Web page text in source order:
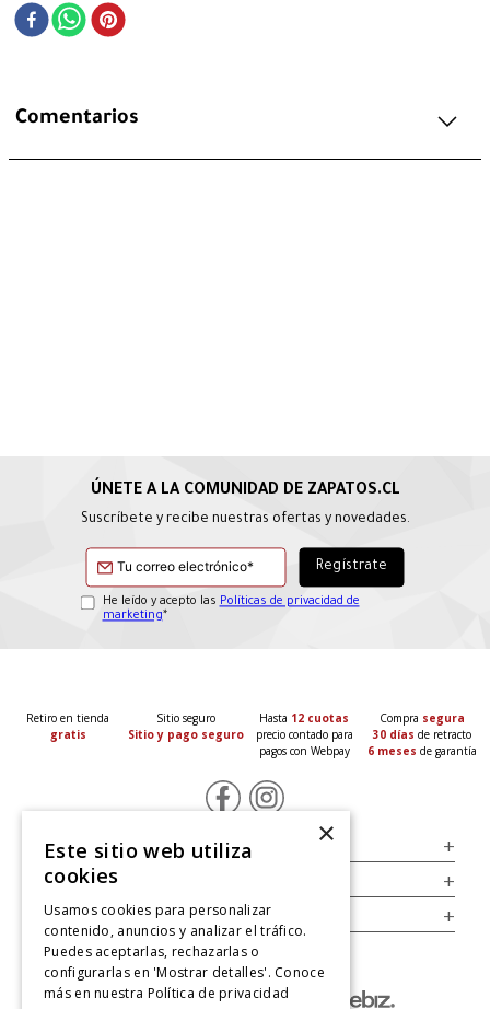
Comentarios
Suscríbete y recibe nuestras ofertas y novedades.
He leído y acepto las Políticas de privacidad de
marketing*
Retiro en tienda
gratis
Sitio seguro
Sitio y pago seguro
Hasta 12 cuotas
precio contado para
pagos con Webpay
Compra segura
30 días de retracto
6 meses de garantía
Servicio al Consumidor +
Legal +
Cuenta +
×
Este sitio web utiliza
cookies
Usamos cookies para personalizar
contenido, anuncios y analizar el tráfico.
Puedes aceptarlas, rechazarlas o
configurarlas en 'Mostrar detalles'. Conoce
más en nuestra Política de privacidad